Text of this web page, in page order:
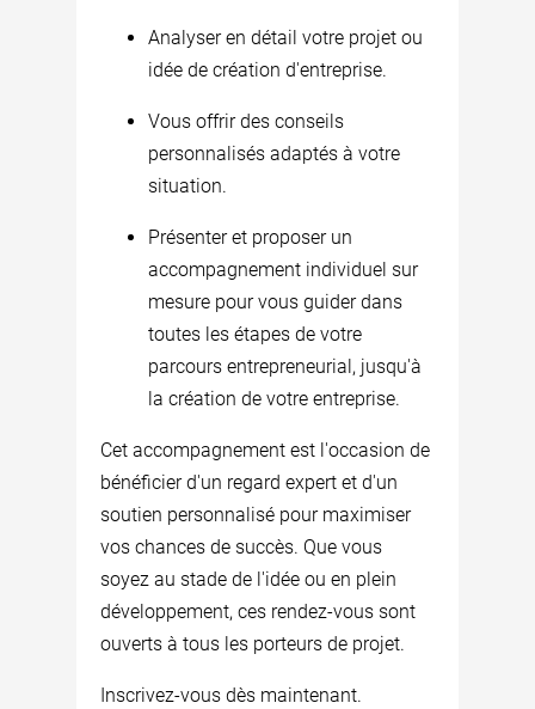
Analyser en détail votre projet ou
idée de création d'entreprise.
Vous offrir des conseils
personnalisés adaptés à votre
situation.
Présenter et proposer un
accompagnement individuel sur
mesure pour vous guider dans
toutes les étapes de votre
parcours entrepreneurial, jusqu'à
la création de votre entreprise.
Cet accompagnement est l'occasion de
bénéficier d'un regard expert et d'un
soutien personnalisé pour maximiser
vos chances de succès. Que vous
soyez au stade de l'idée ou en plein
développement, ces rendez-vous sont
ouverts à tous les porteurs de projet.
Inscrivez-vous dès maintenant.